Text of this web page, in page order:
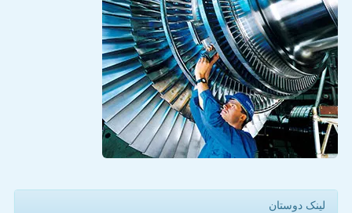
لینک دوستان